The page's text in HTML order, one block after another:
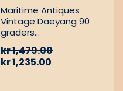
Maritime Antiques
Vintage Daeyang 90
graders
kr1,479.00
kr1,235.00